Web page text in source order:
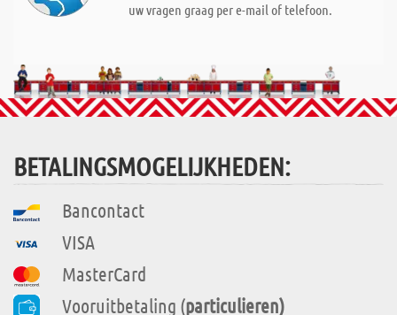
uw vragen graag per e-mail of telefoon.
BETALINGSMOGELIJKHEDEN:
Bancontact
VISA
MasterCard
Vooruitbetaling (particulieren)